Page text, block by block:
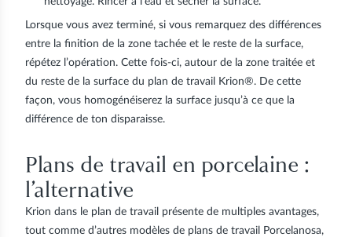
Lorsque vous avez terminé, si vous remarquez des différences
entre la finition de la zone tachée et le reste de la surface,
répétez l’opération. Cette fois-ci, autour de la zone traitée et
du reste de la surface du plan de travail Krion®. De cette
façon, vous homogénéiserez la surface jusqu’à ce que la
différence de ton disparaisse.
Plans de travail en porcelaine :
l’alternative
Krion dans le plan de travail présente de multiples avantages,
tout comme d’autres modèles de plans de travail Porcelanosa,